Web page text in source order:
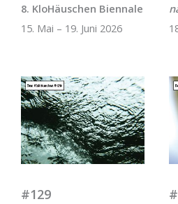
8. KloHäuschen Biennale
15. Mai – 19. Juni 2026
#129